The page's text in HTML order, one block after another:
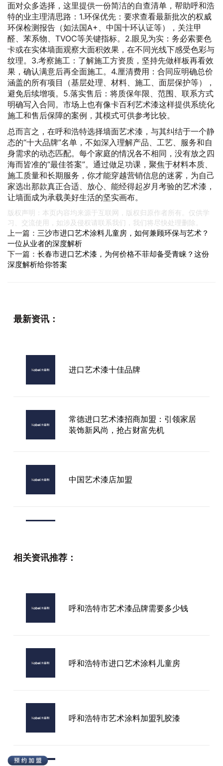
面对众多选择，这里提供一份简洁的自查清单，帮助呼和浩
特的业主理清思路：1.环保优先：要求查看最新批次的权威
环保检测报告（如法国A+、中国十环认证等），关注甲
醛、苯系物、TVOC等关键指标。2.眼见为实：务必索要色
卡或在实体墙面观察大面积效果，在不同光线下感受色彩与
纹理。3.考察施工：了解施工方资质，坚持先做样板再看效
果，确认满意后再全面施工。4.厘清费用：合同应明确总价
涵盖的所有项目（基层处理、材料、施工、面层保护等），
避免后续增项。5.落实售后：将质保年限、范围、联系方式
明确写入合同。市场上也有像卡百利艺术漆这样提供系统化
施工和售后保障的案例，其模式可供参考比较。
总而言之，在呼和浩特选择墙面艺术漆，与其纠结于一个静
态的“十大品牌”名单，不如深入理解产品、工艺、服务和自
身需求的动态匹配。每个家庭的情况各不相同，没有放之四
海而皆准的“最佳答案”。通过做足功课，聚焦于材料本质、
施工质量和长期服务，你才能穿越营销信息的迷雾，为自己
家选出那款真正合适、放心、能经得起岁月考验的艺术漆，
让墙面成为承载美好生活的坚实画布。
版权声明：本页内容均来源于互联网，版权归原作者所有。仅供学
习、交流使用，如涉及侵权请联系我们，我们将尽快处理删除。
上一篇： 三沙市进口艺术涂料儿童房，如何兼顾环保与艺术？
一位从业者的深度解析
下一篇： 长春市进口艺术漆，为何价格不菲却备受青睐？这份
深度解析给你答案
最新资讯：
进口艺术漆十佳品牌
常德进口艺术漆招商加盟：引领家居
装饰新风尚，抢占财富先机
中国艺术漆店加盟
相关资讯推荐：
呼和浩特市艺术漆品牌需要多少钱
呼和浩特市进口艺术涂料儿童房
呼和浩特市艺术涂料加盟乳胶漆